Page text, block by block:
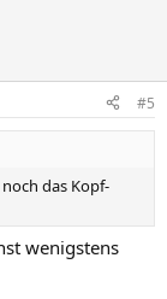
#5
das Kopf-
wenigstens